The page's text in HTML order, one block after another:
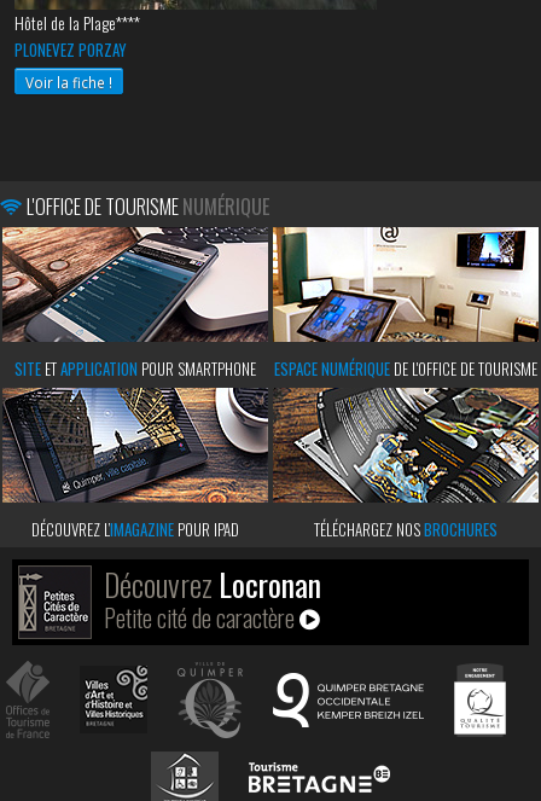
Hôtel de la Plage****
PLONEVEZ PORZAY
Voir la fiche !
L'OFFICE DE TOURISMENUMÉRIQUE
SITE ETAPPLICATION POUR SMARTPHONE ESPACE NUMÉRIQUE DE L'OFFICE DE TOURISME
DÉCOUVREZ L’IMAGAZINE POUR IPAD TÉLÉCHARGEZ NOSBROCHURES
Découvrez Locronan
Petite cité de caractère